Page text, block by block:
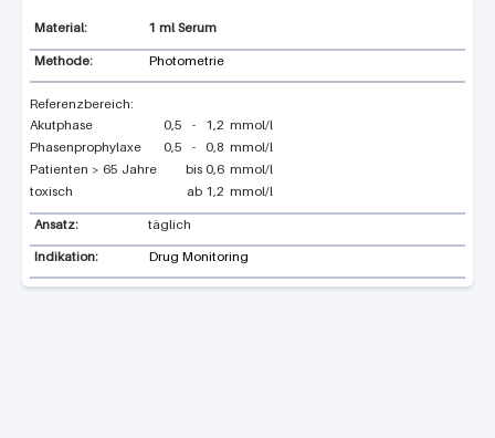
1 ml Serum
Methode: Photometrie
Akutphase 0,5 - 1,2 mmol/l
Phasenprophylaxe
0,5 - 0,8 mmol/l
Patienten > 65 Jahre
bis 0,6 mmol/l
toxisch
ab 1,2 mmol/l
Ansatz: täglich
Indikation: Drug Monitoring